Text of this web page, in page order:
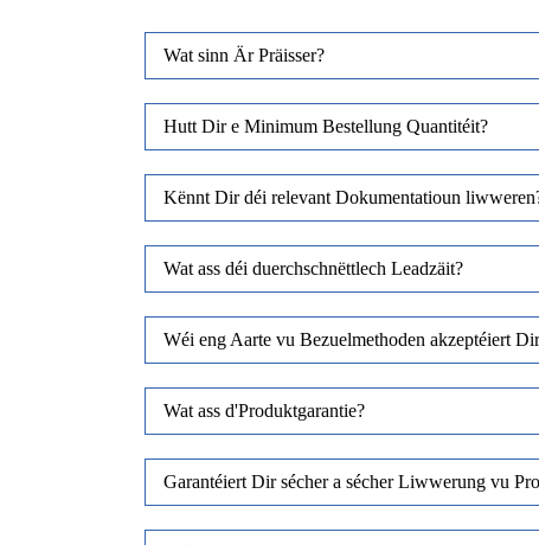
Wat sinn Är Präisser?
Hutt Dir e Minimum Bestellung Quantitéit?
Kënnt Dir déi relevant Dokumentatioun
Wat ass déi duerchschnëttlech Leadzäit?
Wéi eng Aarte vu Bezuelmethoden akzeptéiert
Wat ass d'Produktgarantie?
Garantéiert Dir sécher a sécher Liwwerung vu